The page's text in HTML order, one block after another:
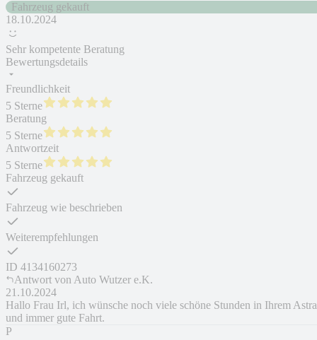
Fahrzeug gekauft
18.10.2024
Sehr kompetente Beratung
Bewertungsdetails
Freundlichkeit
5 Sterne
Beratung
5 Sterne
Antwortzeit
5 Sterne
Fahrzeug gekauft
Fahrzeug wie beschrieben
Weiterempfehlungen
ID 4134160273
Antwort von Auto Wutzer e.K.
21.10.2024
Hallo Frau Irl, ich wünsche noch viele schöne Stunden in Ihrem Astra
und immer gute Fahrt.
P